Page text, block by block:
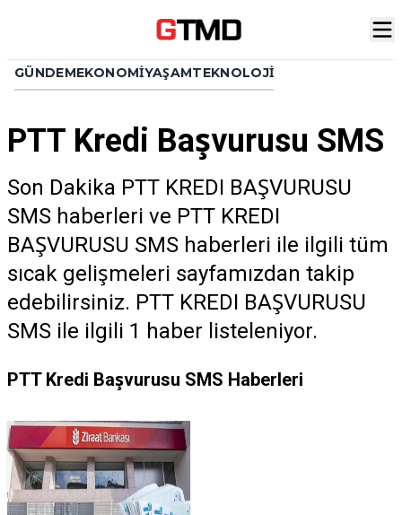
GÜNDEMEKONOMIYAŞAMTEKNOLOJI
PTT Kredi Başvurusu SMS
Son Dakika PTT KREDI BAŞVURUSU
SMS haberleri ve PTT KREDI
BAŞVURUSU SMS haberleri ile ilgili tüm
sıcak gelişmeleri sayfamızdan takip
edebilirsiniz. PTT KREDI BAŞVURUSU
SMS ile ilgili 1 haber listeleniyor.
PTT Kredi Başvurusu SMS Haberleri